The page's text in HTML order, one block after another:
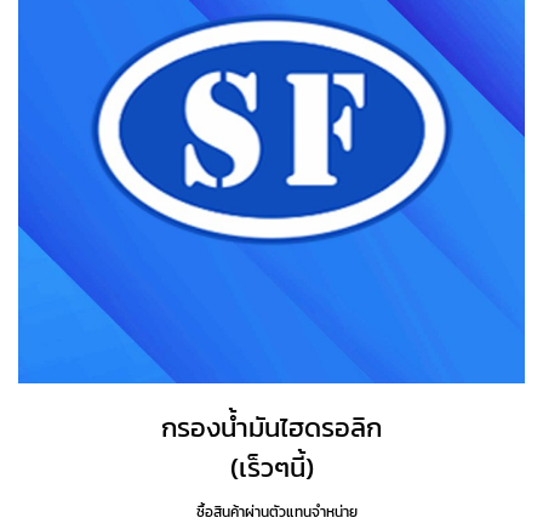
กรองน้ำมันไฮดรอลิก
(เร็วๆนี้)
ซื้อสินค้าผ่านตัวแทนจำหน่าย